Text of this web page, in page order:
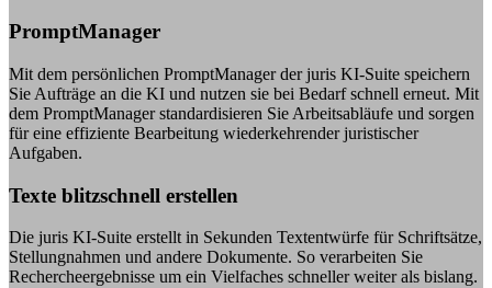
PromptManager
Mit dem persönlichen PromptManager der juris KI-Suite speichern
Sie Aufträge an die KI und nutzen sie bei Bedarf schnell erneut. Mit
dem PromptManager standardisieren Sie Arbeitsabläufe und sorgen
für eine effiziente Bearbeitung wiederkehrender juristischer
Aufgaben.
Texte blitzschnell erstellen
Die juris KI-Suite erstellt in Sekunden Textentwürfe für Schriftsätze,
Stellungnahmen und andere Dokumente. So verarbeiten Sie
Rechercheergebnisse um ein Vielfaches schneller weiter als bislang.